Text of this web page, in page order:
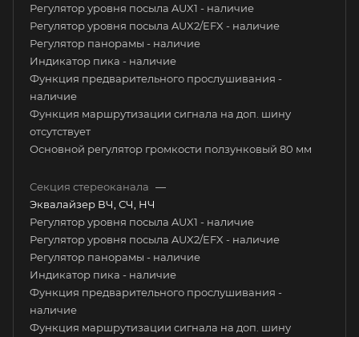
Регулятор уровня посыла AUX1 - наличие
Регулятор уровня посыла AUX2/EFX - наличие
Регулятор панорамы - наличие
Индикатор пика - наличие
Функция предварительного прослушивания -
наличие
Функция маршрутизации сигнала на доп. шину
отсутствует
Основной регулятор громкости ползунковый 80 мм
Секция стереоканала —
Эквалайзер ВЧ, СЧ, НЧ
Регулятор уровня посыла AUX1 - наличие
Регулятор уровня посыла AUX2/EFX - наличие
Регулятор панорамы - наличие
Индикатор пика - наличие
Функция предварительного прослушивания -
наличие
Функция маршрутизации сигнала на доп. шину